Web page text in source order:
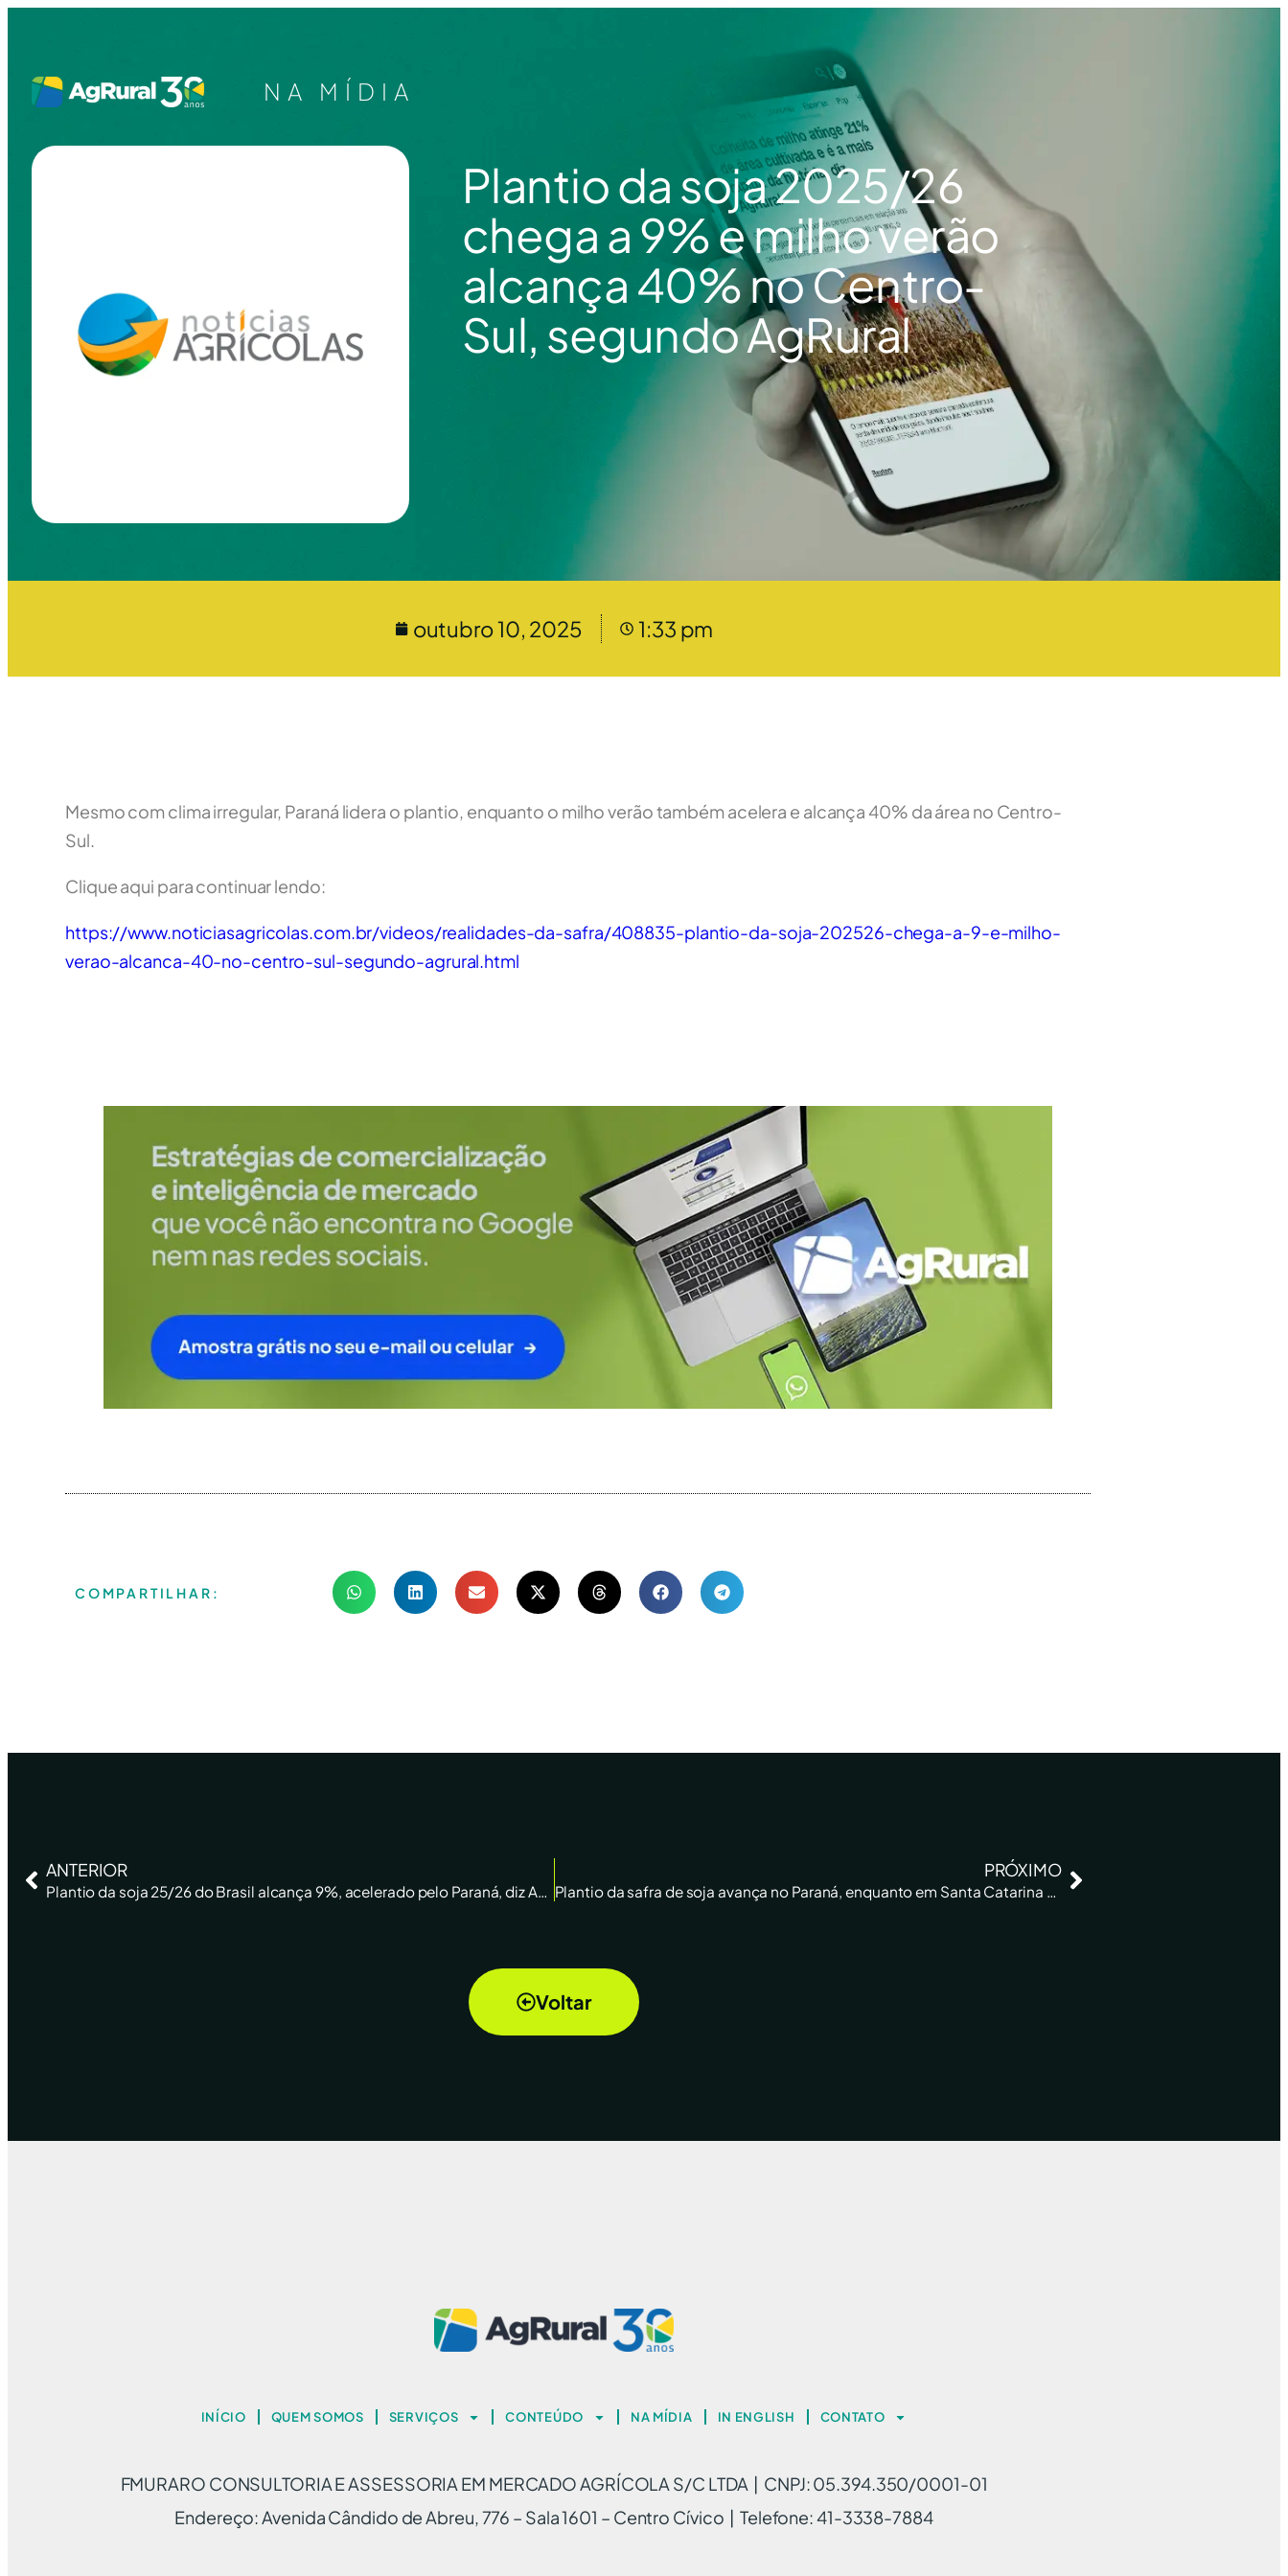
NA MÍDIA
Plantio da soja 2025/26
chega a 9% e milho verão
alcança 40% no Centro-
Sul, segundo AgRural
outubro 10, 2025 1:33 pm
Mesmo com clima irregular, Paraná lidera o plantio, enquanto o milho verão também acelera e alcança 40% da área no Centro-
Sul.
Clique aqui para continuar lendo:
https://www.noticiasagricolas.com.br/videos/realidades-da-safra/408835-plantio-da-soja-202526-chega-a-9-e-milho-
verao-alcanca-40-no-centro-sul-segundo-agrural.html
COMPARTILHAR:
ANTERIOR
Plantio da soja 25/26 do Brasil alcança 9%, acelerado pelo Paraná, diz AgRural
PRÓXIMO
Plantio da safra de soja avança no Paraná, enquanto em Santa Catarina chuvas atrasam semeadura do milho verão
Voltar
INÍCIO QUEM SOMOS SERVIÇOS CONTEÚDO NA MÍDIA IN ENGLISH CONTATO
FMURARO CONSULTORIA E ASSESSORIA EM MERCADO AGRÍCOLA S/C LTDA | CNPJ: 05.394.350/0001-01
Endereço: Avenida Cândido de Abreu, 776 – Sala 1601 – Centro Cívico | Telefone: 41-3338-7884